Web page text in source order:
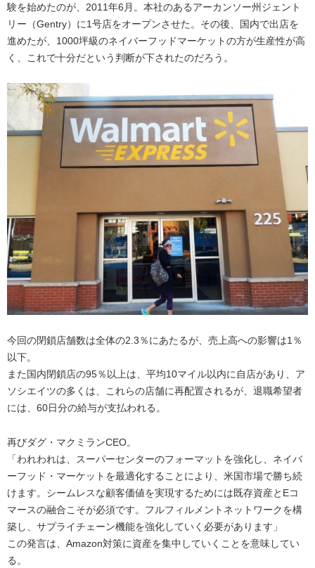
験を始めたのが、2011年6月。本社のあるアーカンソー州ジェント
リー（Gentry）に1号店をオープンさせた。その後、国内で出店を
進めたが、1000坪級のネイバーフッドマーケットの方が生産性が高
く、これで十分だという判断が下されたのだろう。
今回の閉鎖店舗数は全体の2.3％にあたるが、売上高への影響は1％
以下。
また国内閉鎖店の95％以上は、平均10マイル以内に自店があり、ア
ソシエイツの多くは、これらの店舗に再配置されるが、退職希望者
には、60日分の給与が支払われる。
再びダグ・マクミランCEO。
「われわれは、スーパーセンターのフォーマットを強化し、ネイバ
ーフッド・マーケットを最適化することにより、米国市場で勝ち続
けます。シームレスな顧客価値を実現するためには既存資産とEコ
マースの融合こそが必須です。フルフィルメントネットワークを構
築し、サプライチェーン機能を強化していく必要があります」
この発言は、Amazon対策に資産を集中していくことを意味してい
る。